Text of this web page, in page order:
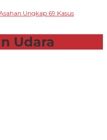
Ungkap 69 Kasus
Udara